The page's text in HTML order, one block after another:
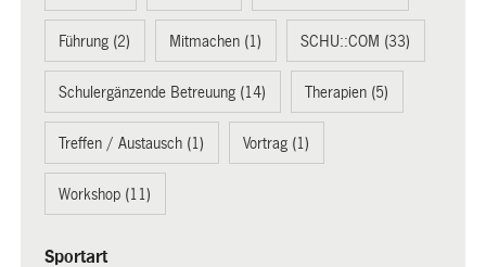
Führung (2) Mitmachen (1) SCHU::COM (33)
Schulergänzende Betreuung (14) Therapien (5)
Treffen / Austausch (1) Vortrag (1)
Workshop (11)
Sportart